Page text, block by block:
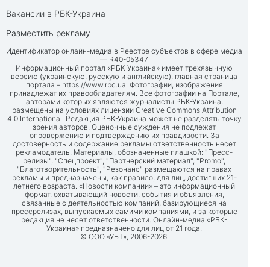
Вакансии в РБК-Украина
Разместить рекламу
Идентификатор онлайн-медиа в Реестре субъектов в сфере медиа
— R40-05347
Информационный портал «РБК-Украина» имеет трехязычную
версию (украинскую, русскую и английскую), главная страница
портала – https://www.rbc.ua. Фотографии, изображения
принадлежат их правообладателям. Все фотографии на Портале,
авторами которых являются журналисты РБК-Украина,
размещены на условиях лицензии Creative Commons Attribution
4.0 International. Редакция РБК-Украина может не разделять точку
зрения авторов. Оценочные суждения не подлежат
опровержению и подтверждению их правдивости. За
достоверность и содержание рекламы ответственность несет
рекламодатель. Материалы, обозначенные плашкой: "Пресс-
релизы", "Спецпроект", "Партнерский материал", "Promo",
"Благотворительность", "Резонанс" размещаются на правах
рекламы и предназначены, как правило, для лиц, достигших 21-
летнего возраста. «Новости компании» – это информационный
формат, охватывающий новости, события и объявления,
связанные с деятельностью компаний, базирующиеся на
прессрелизах, выпускаемых самими компаниями, и за которые
редакция не несет ответственности. Онлайн-медиа «РБК-
Украина» предназначено для лиц от 21 года.
© ООО «УБТ», 2006-2026.